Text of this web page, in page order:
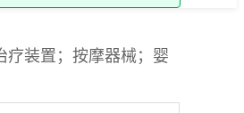
疗装置；按摩器械；婴